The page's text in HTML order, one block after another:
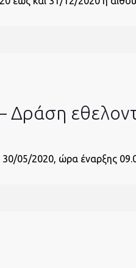
05/2020, ώρα έναρξης